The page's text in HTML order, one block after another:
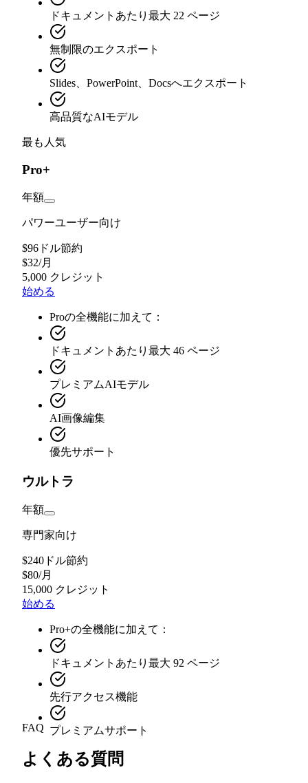
ドキュメントあたり最大 22 ページ
無制限のエクスポート
Slides、PowerPoint、Docsへエクスポート
高品質なAIモデル
最も人気
Pro+
年額
パワーユーザー向け
$96ドル節約
$32/月
5,000 クレジット
始める
Proの全機能に加えて：
ドキュメントあたり最大 46 ページ
プレミアムAIモデル
AI画像編集
優先サポート
ウルトラ
年額
専門家向け
$240ドル節約
$80/月
15,000 クレジット
始める
Pro+の全機能に加えて：
ドキュメントあたり最大 92 ページ
先行アクセス機能
プレミアムサポート
FAQ
よくある質問